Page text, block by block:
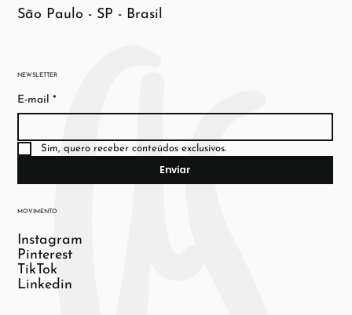
NEWSLETTER
E-mail *
Sim, quero receber conteúdos exclusivos.
Enviar
MOVIMENTO
Instagram
Pinterest
TikTok
Linkedin
São Paulo - SP - Brasil